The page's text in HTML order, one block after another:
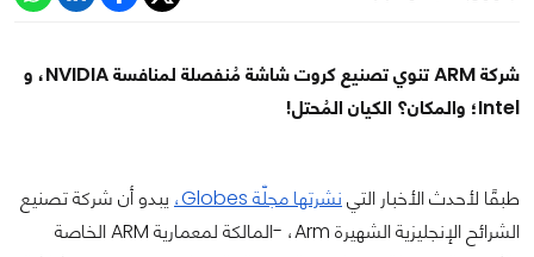
شركة ARM تنوي تصنيع كروت شاشة مُنفصلة لمنافسة NVIDIA، و
Intel؛ والمكان؟ الكيان المُحتل!
طبقًا لأحدث الأخبار التي نشرتها مجلّة Globes،
يبدو أن شركة تصنيع
الشرائح الإنجليزية الشهيرة Arm، -المالكة لمعمارية ARM الخاصة